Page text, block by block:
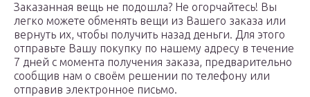
Заказанная вещь не подошла? Не огорчайтесь! Вы
легко можете обменять вещи из Вашего заказа или
вернуть их, чтобы получить назад деньги. Для этого
отправьте Вашу покупку по нашему адресу в течение
7 дней с момента получения заказа, предварительно
сообщив нам о своём решении по телефону или
отправив электронное письмо.